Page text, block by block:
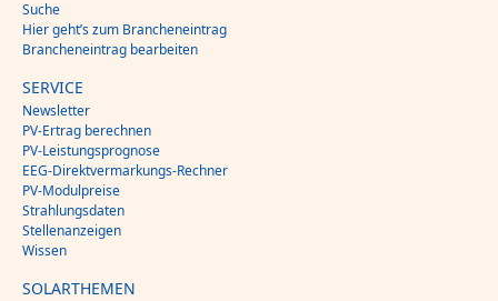
Suche
Hier geht’s zum Brancheneintrag
Brancheneintrag bearbeiten
SERVICE
Newsletter
PV-Ertrag berechnen
PV-Leistungsprognose
EEG-Direktvermarkungs-Rechner
PV-Modulpreise
Strahlungsdaten
Stellenanzeigen
Wissen
SOLARTHEMEN